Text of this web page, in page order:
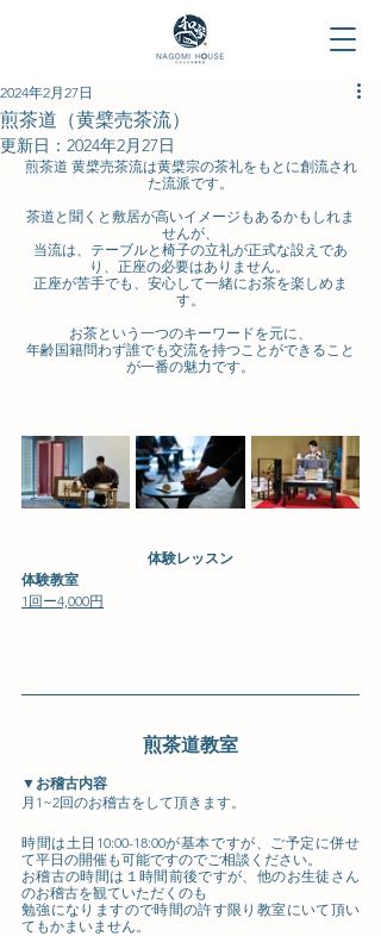
煎茶道（黄檗売茶流）
2024年2月27日
更新日： 2024年2月27日
煎茶道 黄檗売茶流は黄檗宗の茶礼をもとに創流され
た流派です。
茶道と聞くと敷居が高いイメージもあるかもしれま
せんが、
当流は、テーブルと椅子の立礼が正式な設えであ
り、正座の必要はありません。
正座が苦手でも、安心して一緒にお茶を楽しめま
す。
お茶という一つのキーワードを元に、
年齢国籍問わず誰でも交流を持つことができること
が一番の魅力です。
体験レッスン
体験教室
1回ー4,000円
煎茶道教室
▼お稽古内容
月1~2回のお稽古をして頂きます。
時間は土日10:00-18:00が基本ですが、ご予定に併せ
て平日の開催も可能ですのでご相談ください。
お稽古の時間は１時間前後ですが、他のお生徒さん
のお稽古を観ていただくのも
勉強になりますので時間の許す限り教室にいて頂い
てもかまいません。